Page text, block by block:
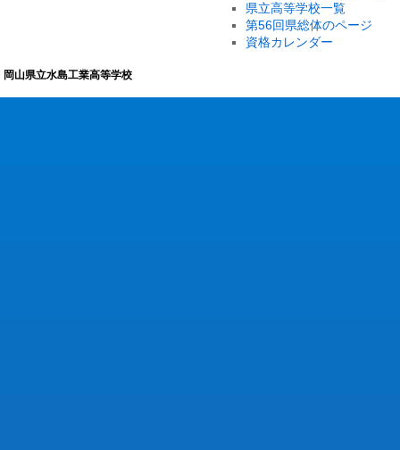
県立高等学校一覧
第56回県総体のページ
資格カレンダー
岡山県立水島工業高等学校